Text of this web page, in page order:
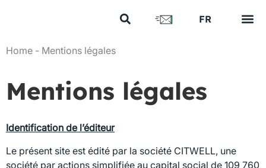
FR
EN
Home - Mentions légales
Mentions légales
Identification de l’éditeur
Le présent site est édité par la société CITWELL, une
société par actions simplifiée au capital social de 109 760